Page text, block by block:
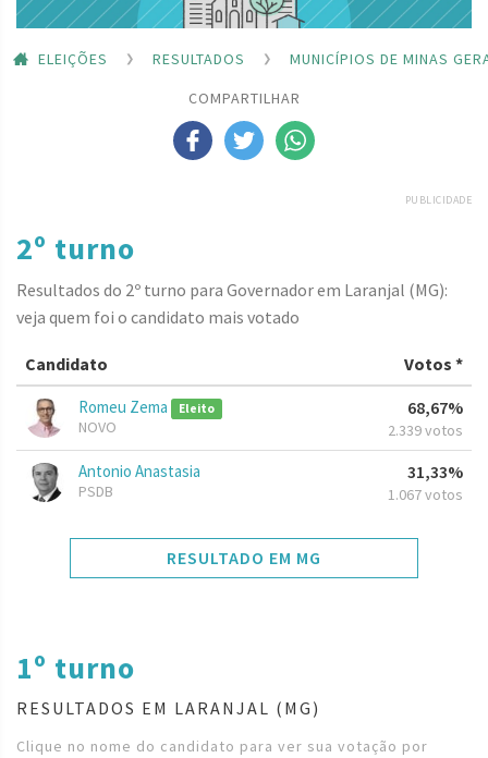
ELEIÇÕES RESULTADOS
MUNICÍPIOS DE MINAS
COMPARTILHAR
PUBLICIDADE
2º turno
Resultados do 2º turno para Governador em Laranjal (MG):
veja quem foi o candidato mais votado
Candidato Votos *
Romeu Zema Eleito
NOVO
68,67%
2.339 votos
Antonio Anastasia
PSDB
31,33%
1.067 votos
RESULTADO EM MG
1º turno
RESULTADOS EM LARANJAL (MG)
Clique no nome do candidato para ver sua votação por